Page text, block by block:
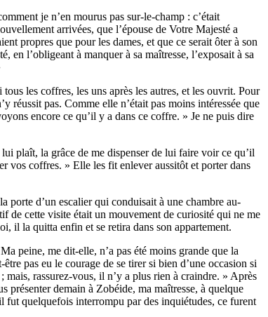
je n’en mourus pas sur-le-champ : c’était
arrivées, que l’épouse de Votre Majesté a
propres que pour les dames, et que ce serait ôter à son
l’obligeant à manquer à sa maîtresse, l’exposait à sa
les coffres, les uns après les autres, et les ouvrit. Pour
réussit pas. Comme elle n’était pas moins intéressée que
encore ce qu’il y a dans ce coffre. » Je ne puis dire
plaît, la grâce de me dispenser de lui faire voir ce qu’il
vos coffres. » Elle les fit enlever aussitôt et porter dans
porte d’un escalier qui conduisait à une chambre au-
de cette visite était un mouvement de curiosité qui ne me
il la quitta enfin et se retira dans son appartement.
peine, me dit-elle, n’a pas été moins grande que la
pas eu le courage de se tirer si bien d’une occasion si
rassurez-vous, il n’y a plus rien à craindre. » Après
présenter demain à Zobéide, ma maîtresse, à quelque
fut quelquefois interrompu par des inquiétudes, ce furent